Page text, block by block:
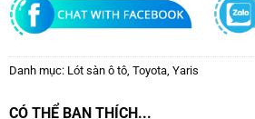
Danh mục: Lót sàn ô tô, Toyota, Yaris
CÓ THỂ BẠN THÍCH...